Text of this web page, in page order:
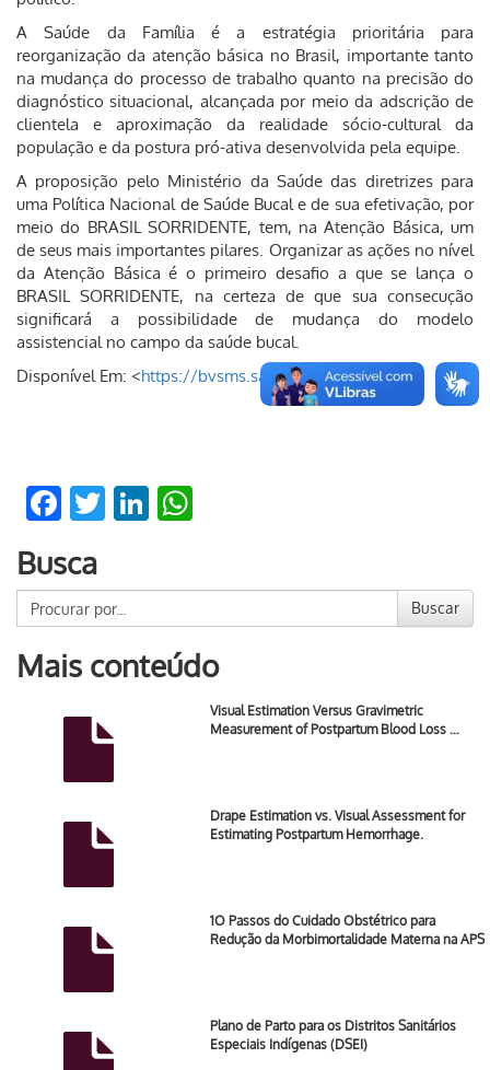
A Saúde da Família é a estratégia prioritária para
reorganização da atenção básica no Brasil, importante tanto
na mudança do processo de trabalho quanto na precisão do
diagnóstico situacional, alcançada por meio da adscrição de
clientela e aproximação da realidade sócio-cultural da
população e da postura pró-ativa desenvolvida pela equipe.
A proposição pelo Ministério da Saúde das diretrizes para
uma Política Nacional de Saúde Bucal e de sua efetivação, por
meio do BRASIL SORRIDENTE, tem, na Atenção Básica, um
de seus mais importantes pilares. Organizar as ações no nível
da Atenção Básica é o primeiro desafio a que se lança o
BRASIL SORRIDENTE, na certeza de que sua consecução
significará a possibilidade de mudança do modelo
assistencial no campo da saúde bucal.
Disponível Em: <https://bvsms.saude.gov.br/>
Facebook
TwitterLinkedIn
Busca
Buscar
Mais conteúdo
Visual Estimation Versus Gravimetric
Measurement of Postpartum Blood Loss …
Drape Estimation vs. Visual Assessment for
Estimating Postpartum Hemorrhage.
1O Passos do Cuidado Obstétrico para
Redução da Morbimortalidade Materna na APS
Plano de Parto para os Distritos Sanitários
Especiais Indígenas (DSEI)